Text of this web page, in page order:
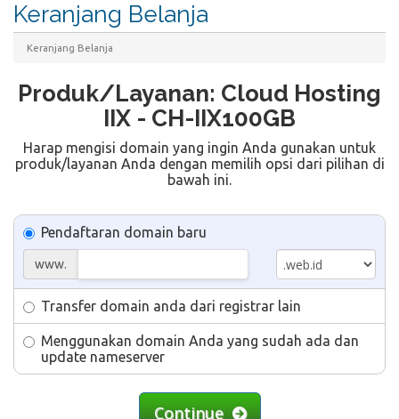
Keranjang Belanja
Keranjang Belanja
Produk/Layanan: Cloud Hosting
IIX - CH-IIX100GB
Harap mengisi domain yang ingin Anda gunakan untuk
produk/layanan Anda dengan memilih opsi dari pilihan di
bawah ini.
Pendaftaran domain baru
www.
Transfer domain anda dari registrar lain
Menggunakan domain Anda yang sudah ada dan
update nameserver
Continue